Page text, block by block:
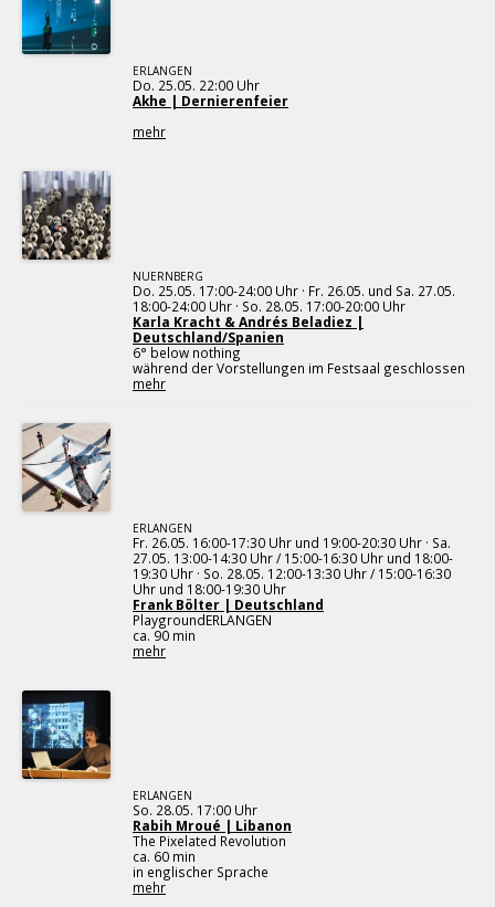
ERLANGEN
Do. 25.05. 22:00 Uhr
Akhe | Dernierenfeier
mehr
NUERNBERG
Do. 25.05. 17:00-24:00 Uhr · Fr. 26.05. und Sa. 27.05.
18:00-24:00 Uhr · So. 28.05. 17:00-20:00 Uhr
Karla Kracht & Andrés Beladiez |
Deutschland/Spanien
6° below nothing
während der Vorstellungen im Festsaal geschlossen
mehr
ERLANGEN
Fr. 26.05. 16:00-17:30 Uhr und 19:00-20:30 Uhr · Sa.
27.05. 13:00-14:30 Uhr / 15:00-16:30 Uhr und 18:00-
19:30 Uhr · So. 28.05. 12:00-13:30 Uhr / 15:00-16:30
Uhr und 18:00-19:30 Uhr
Frank Bölter | Deutschland
PlaygroundERLANGEN
ca. 90 min
mehr
ERLANGEN
So. 28.05. 17:00 Uhr
Rabih Mroué | Libanon
The Pixelated Revolution
ca. 60 min
in englischer Sprache
mehr